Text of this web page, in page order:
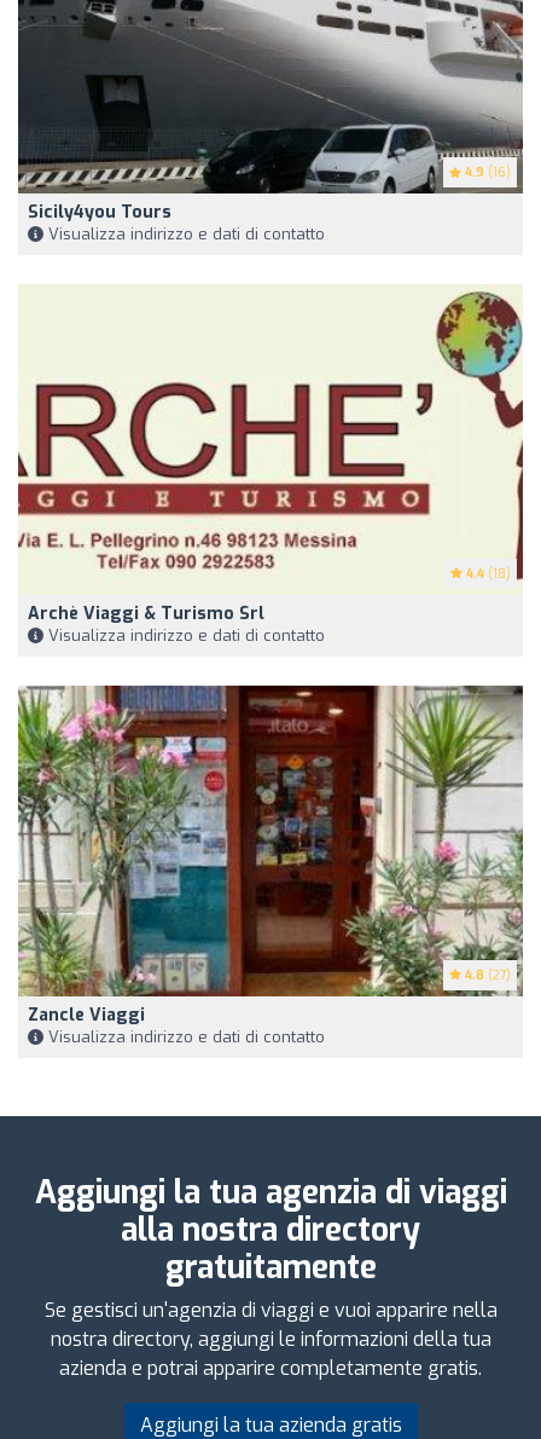
4.9 (16)
Sicily4you Tours
Visualizza indirizzo e dati di contatto
4.4 (18)
Archè Viaggi & Turismo Srl
Visualizza indirizzo e dati di contatto
4.8 (27)
Zancle Viaggi
Visualizza indirizzo e dati di contatto
Aggiungi la tua agenzia di viaggi
alla nostra directory
gratuitamente
Se gestisci un'agenzia di viaggi e vuoi apparire nella
nostra directory, aggiungi le informazioni della tua
azienda e potrai apparire completamente gratis.
Aggiungi la tua azienda gratis